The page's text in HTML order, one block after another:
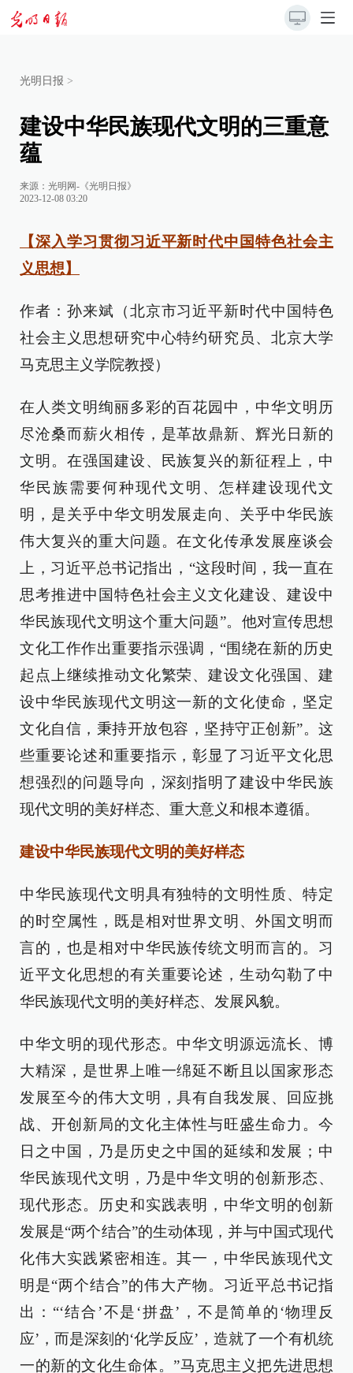
光明日报 >
建设中华民族现代文明的三重意
蕴
来源： 光明网-《光明日报》
2023-12-08 03:20
【深入学习贯彻习近平新时代中国特色社会主
义思想】
作者：孙来斌（北京市习近平新时代中国特色
社会主义思想研究中心特约研究员、北京大学
马克思主义学院教授）
在人类文明绚丽多彩的百花园中，中华文明历
尽沧桑而薪火相传，是革故鼎新、辉光日新的
文明。在强国建设、民族复兴的新征程上，中
华民族需要何种现代文明、怎样建设现代文
明，是关乎中华文明发展走向、关乎中华民族
伟大复兴的重大问题。在文化传承发展座谈会
上，习近平总书记指出，“这段时间，我一直在
思考推进中国特色社会主义文化建设、建设中
华民族现代文明这个重大问题”。他对宣传思想
文化工作作出重要指示强调，“围绕在新的历史
起点上继续推动文化繁荣、建设文化强国、建
设中华民族现代文明这一新的文化使命，坚定
文化自信，秉持开放包容，坚持守正创新”。这
些重要论述和重要指示，彰显了习近平文化思
想强烈的问题导向，深刻指明了建设中华民族
现代文明的美好样态、重大意义和根本遵循。
建设中华民族现代文明的美好样态
中华民族现代文明具有独特的文明性质、特定
的时空属性，既是相对世界文明、外国文明而
言的，也是相对中华民族传统文明而言的。习
近平文化思想的有关重要论述，生动勾勒了中
华民族现代文明的美好样态、发展风貌。
中华文明的现代形态。中华文明源远流长、博
大精深，是世界上唯一绵延不断且以国家形态
发展至今的伟大文明，具有自我发展、回应挑
战、开创新局的文化主体性与旺盛生命力。今
日之中国，乃是历史之中国的延续和发展；中
华民族现代文明，乃是中华文明的创新形态、
现代形态。历史和实践表明，中华文明的创新
发展是“两个结合”的生动体现，并与中国式现代
化伟大实践紧密相连。其一，中华民族现代文
明是“两个结合”的伟大产物。习近平总书记指
出：“‘结合’不是‘拼盘’，不是简单的‘物理反
应’，而是深刻的‘化学反应’，造就了一个有机统
一的新的文化生命体。”马克思主义把先进思想